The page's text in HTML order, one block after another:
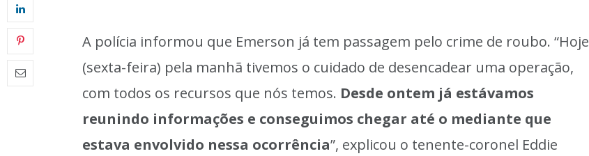
A polícia informou que Emerson já tem passagem pelo crime de roubo. “Hoje
(sexta-feira) pela manhã tivemos o cuidado de desencadear uma operação,
com todos os recursos que nós temos. Desde ontem já estávamos
reunindo informações e conseguimos chegar até o mediante que
estava envolvido nessa ocorrência”, explicou o tenente-coronel Eddie